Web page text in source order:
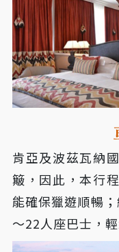
肯亞及波茲瓦納
簸，因此，本行
能確保獵遊順暢
～22人座巴士，